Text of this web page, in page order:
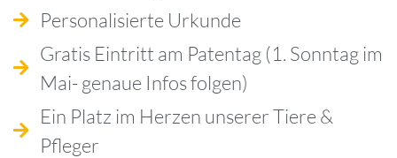
Personalisierte Urkunde
Gratis Eintritt am Patentag (1. Sonntag im
Mai- genaue Infos folgen)
Ein Platz im Herzen unserer Tiere &
Pfleger